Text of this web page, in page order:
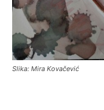
Slika: Mira Kovačević